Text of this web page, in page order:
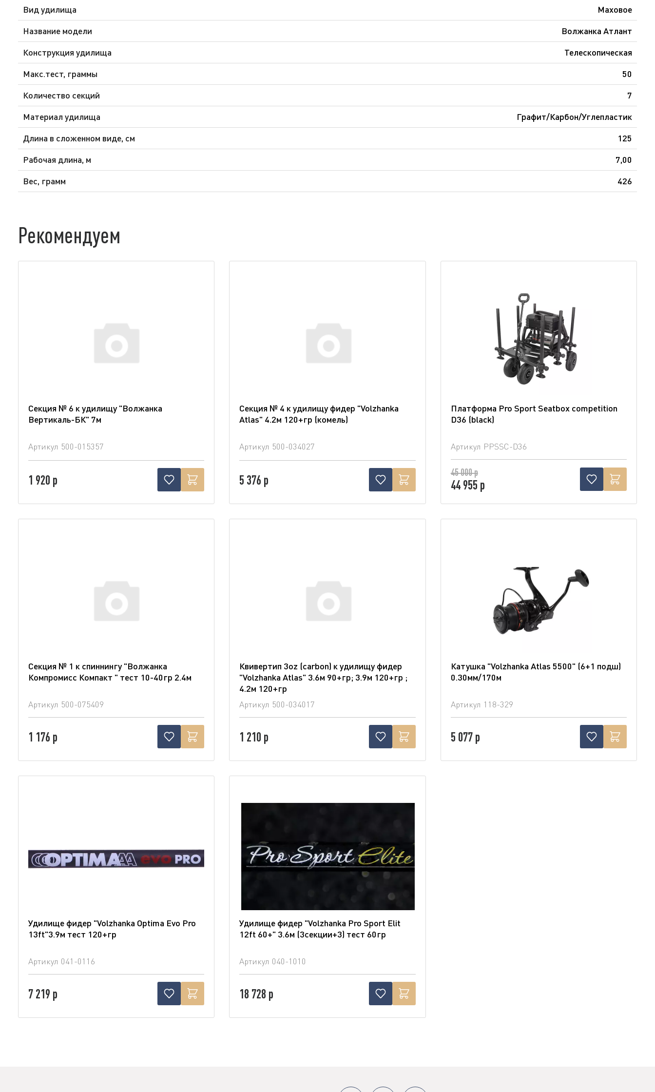
Вид удилища
Маховое
Название модели
Волжанка Атлант
Конструкция удилища
Телескопическая
Макс.тест, граммы
50
Количество секций
7
Материал удилища
Графит/Карбон/Углепластик
Длина в сложенном виде, см
125
Рабочая длина, м
7,00
Вес, грамм
426
Рекомендуем
Секция № 6 к удилищу "Волжанка
Вертикаль-БК" 7м
Артикул 500-015357
1 920 р
Секция № 4 к удилищу фидер "Volzhanka
Atlas" 4.2м 120+гр (комель)
Артикул 500-034027
5 376 р
Платформа Pro Sport Seatbox competition
D36 (blaсk)
Артикул PPSSC-D36
45 000 р
44 955 р
Секция № 1 к спиннингу "Волжанка
Компромисс Компакт " тест 10-40гр 2.4м
Артикул 500-075409
1 176 р
Квивертип 3oz (carbon) к удилищу фидер
"Volzhanka Atlas" 3.6м 90+гр; 3.9м 120+гр ;
4.2м 120+гр
Артикул 500-034017
1 210 р
Катушка "Volzhanka Atlas 5500" (6+1 подш)
0.30мм/170м
Артикул 118-329
5 077 р
Удилище фидер "Volzhanka Optima Evo Pro
13ft"3.9м тест 120+гр
Артикул 041-0116
7 219 р
Удилище фидер "Volzhanka Pro Sport Elit
12ft 60+" 3.6м (3секции+3) тест 60гр
Артикул 040-1010
18 728 р